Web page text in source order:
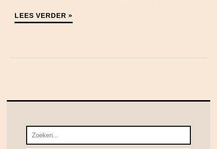
LEES VERDER »